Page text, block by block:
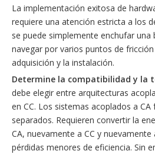
La implementación exitosa de
requiere una atención estricta a los
se puede simplemente enchufar una
navegar por varios puntos de
adquisición y la instalación.
Determine la compatibilidad y la
debe elegir entre arquitecturas
en CC. Los sistemas acoplados a
separados. Requieren convertir la
CA, nuevamente a CC y nuevamente
pérdidas menores de eficiencia. Sin